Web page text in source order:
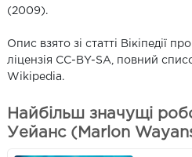
(2009).
Опис взято зі статті Вікіпедії
ліцензія CC-BY-SA, повний
Wikipedia.
Найбільш значущі
Уейанс (Marlon